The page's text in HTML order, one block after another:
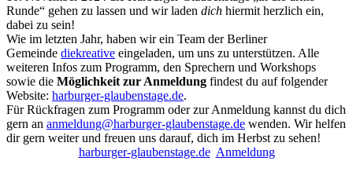
Runde“ gehen zu lassen und wir laden dich hiermit herzlich ein,
dabei zu sein!
Wie im letzten Jahr, haben wir ein Team der Berliner
Gemeinde diekreative eingeladen, um uns zu unterstützen. Alle
weiteren Infos zum Programm, den Sprechern und Workshops
sowie die Möglichkeit zur Anmeldung findest du auf folgender
Website: harburger-glaubenstage.de.
Für Rückfragen zum Programm oder zur Anmeldung kannst du dich
gern an anmeldung@harburger-glaubenstage.de wenden. Wir helfen
dir gern weiter und freuen uns darauf, dich im Herbst zu sehen!
harburger-glaubenstage.de Anmeldung